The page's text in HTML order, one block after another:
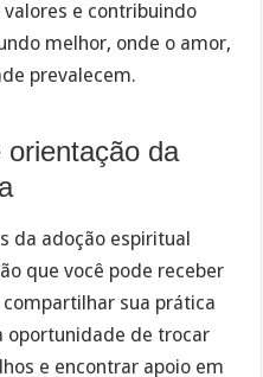
e contribuindo
melhor, onde o amor,
prevalecem.
orientação da
da adoção espiritual
que você pode receber
sua prática
oportunidade de trocar
e encontrar apoio em